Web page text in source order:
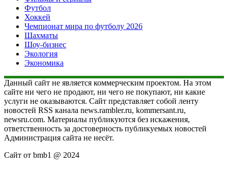
Футбол
Хоккей
Чемпионат мира по футболу 2026
Шахматы
Шоу-бизнес
Экология
Экономика
Данный сайт не является коммерческим проектом. На этом
сайте ни чего не продают, ни чего не покупают, ни какие
услуги не оказываются. Сайт представляет собой ленту
новостей RSS канала news.rambler.ru, kommersant.ru,
newsru.com. Материалы публикуются без искажения,
ответственность за достоверность публикуемых новостей
Администрация сайта не несёт.
Сайт от bmb1 @ 2024